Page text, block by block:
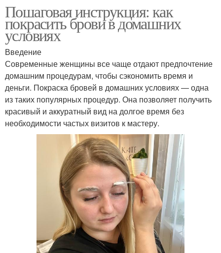
Пошаговая инструкция: как
покрасить брови в домашних
условиях
Введение
Современные женщины все чаще отдают предпочтение
домашним процедурам, чтобы сэкономить время и
деньги. Покраска бровей в домашних условиях — одна
из таких популярных процедур. Она позволяет получить
красивый и аккуратный вид на долгое время без
необходимости частых визитов к мастеру.